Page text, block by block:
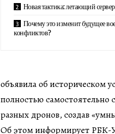
Новая тактика: летающий
Почему это изменит будущее
конфликтов?
объявила об
полностью самостоятельно
разных дронов, создав
Об этом информирует РБК-